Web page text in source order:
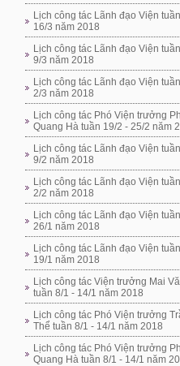
Lịch công tác Lãnh đạo Viện
16/3 năm 2018
Lịch công tác Lãnh đạo Viện
9/3 năm 2018
Lịch công tác Lãnh đạo Viện
2/3 năm 2018
Lịch công tác Phó Viện trưởng
Quang Hà tuần 19/2 - 25/2 năm
Lịch công tác Lãnh đạo Viện
9/2 năm 2018
Lịch công tác Lãnh đạo Viện
2/2 năm 2018
Lịch công tác Lãnh đạo Viện
26/1 năm 2018
Lịch công tác Lãnh đạo Viện
19/1 năm 2018
Lịch công tác Viện trưởng Mai
tuần 8/1 - 14/1 năm 2018
Lịch công tác Phó Viện trưởng
Thể tuần 8/1 - 14/1 năm 2018
Lịch công tác Phó Viện trưởng
Quang Hà tuần 8/1 - 14/1 năm